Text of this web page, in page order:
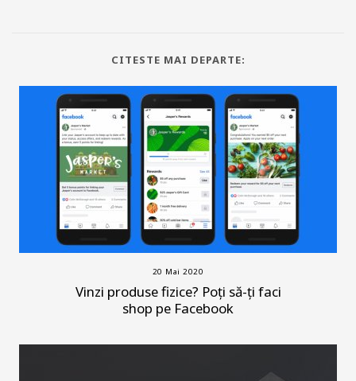
CITESTE MAI DEPARTE:
20 Mai 2020
Vinzi produse fizice? Poți să-ți faci
shop pe Facebook